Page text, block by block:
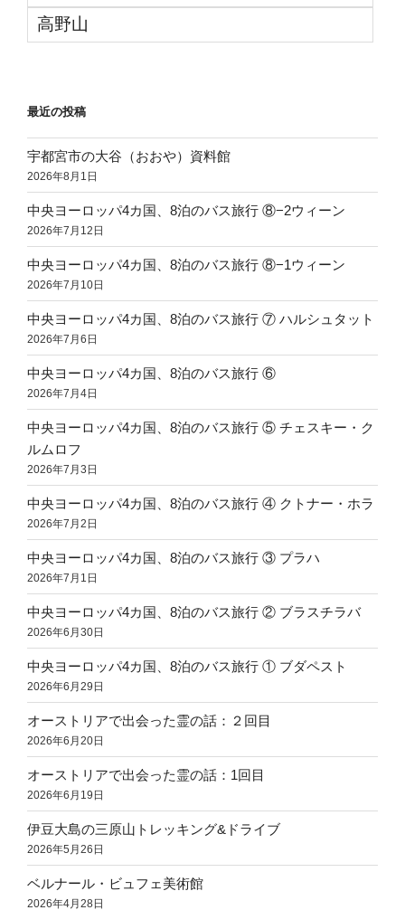
高野山
最近の投稿
宇都宮市の大谷（おおや）資料館
2026年8月1日
中央ヨーロッパ4カ国、8泊のバス旅行 ⑧−2ウィーン
2026年7月12日
中央ヨーロッパ4カ国、8泊のバス旅行 ⑧−1ウィーン
2026年7月10日
中央ヨーロッパ4カ国、8泊のバス旅行 ⑦ ハルシュタット
2026年7月6日
中央ヨーロッパ4カ国、8泊のバス旅行 ⑥
2026年7月4日
中央ヨーロッパ4カ国、8泊のバス旅行 ⑤ チェスキー・ク
ルムロフ
2026年7月3日
中央ヨーロッパ4カ国、8泊のバス旅行 ④ クトナー・ホラ
2026年7月2日
中央ヨーロッパ4カ国、8泊のバス旅行 ③ プラハ
2026年7月1日
中央ヨーロッパ4カ国、8泊のバス旅行 ② ブラスチラバ
2026年6月30日
中央ヨーロッパ4カ国、8泊のバス旅行 ① ブダペスト
2026年6月29日
オーストリアで出会った霊の話：２回目
2026年6月20日
オーストリアで出会った霊の話：1回目
2026年6月19日
伊豆大島の三原山トレッキング&ドライブ
2026年5月26日
ベルナール・ビュフェ美術館
2026年4月28日